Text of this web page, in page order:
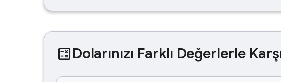
calculateDolarınızı Farklı Değerlerle